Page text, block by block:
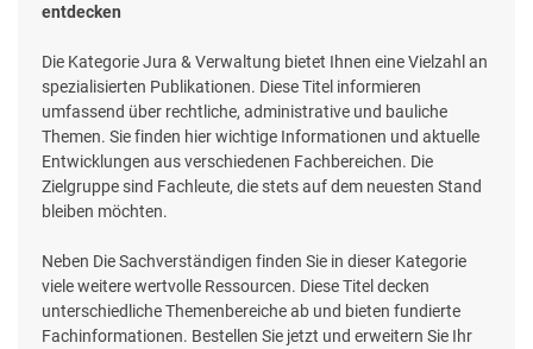
entdecken
Die Kategorie Jura & Verwaltung bietet Ihnen eine Vielzahl an
spezialisierten Publikationen. Diese Titel informieren
umfassend über rechtliche, administrative und bauliche
Themen. Sie finden hier wichtige Informationen und aktuelle
Entwicklungen aus verschiedenen Fachbereichen. Die
Zielgruppe sind Fachleute, die stets auf dem neuesten Stand
bleiben möchten.
Neben Die Sachverständigen finden Sie in dieser Kategorie
viele weitere wertvolle Ressourcen. Diese Titel decken
unterschiedliche Themenbereiche ab und bieten fundierte
Fachinformationen. Bestellen Sie jetzt und erweitern Sie Ihr